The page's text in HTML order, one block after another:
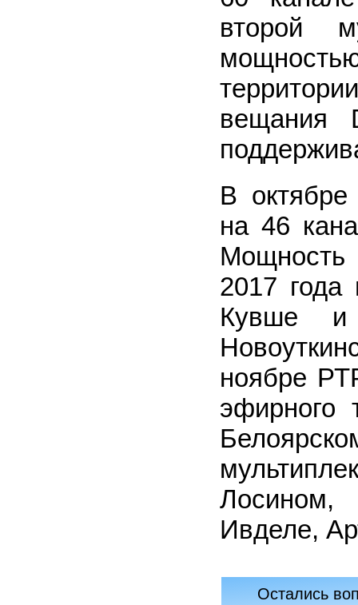
второй
вещания
В
на 46
2017
Кувше
ноябре
эфирного
Лосином,
Ивделе,
Остались